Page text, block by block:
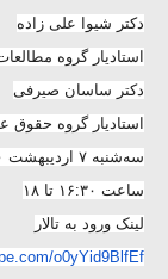
دکتر شیوا علی زاده
استادیار گروه
دکتر ساسان صیرفی
استادیار گروه حقوق
سه‌شنبه ۷ اردیبهشت ۱۴۰۰
ساعت ۱۶:۳۰ تا ۱۸
لینک ورود به تالار
o0yYid9BlfEf